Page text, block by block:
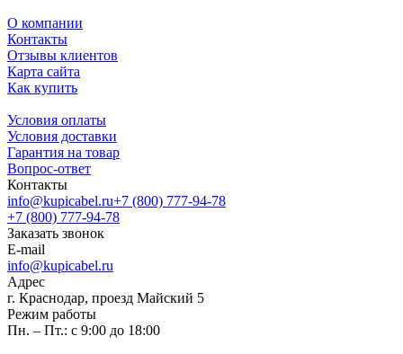
О компании
Контакты
Отзывы клиентов
Карта сайта
Как купить
Условия оплаты
Условия доставки
Гарантия на товар
Вопрос-ответ
Контакты
info@kupicabel.ru+7 (800) 777-94-78
+7 (800) 777-94-78
Заказать звонок
E-mail
info@kupicabel.ru
Адрес
г. Краснодар, проезд Майский 5
Режим работы
Пн. – Пт.: с 9:00 до 18:00